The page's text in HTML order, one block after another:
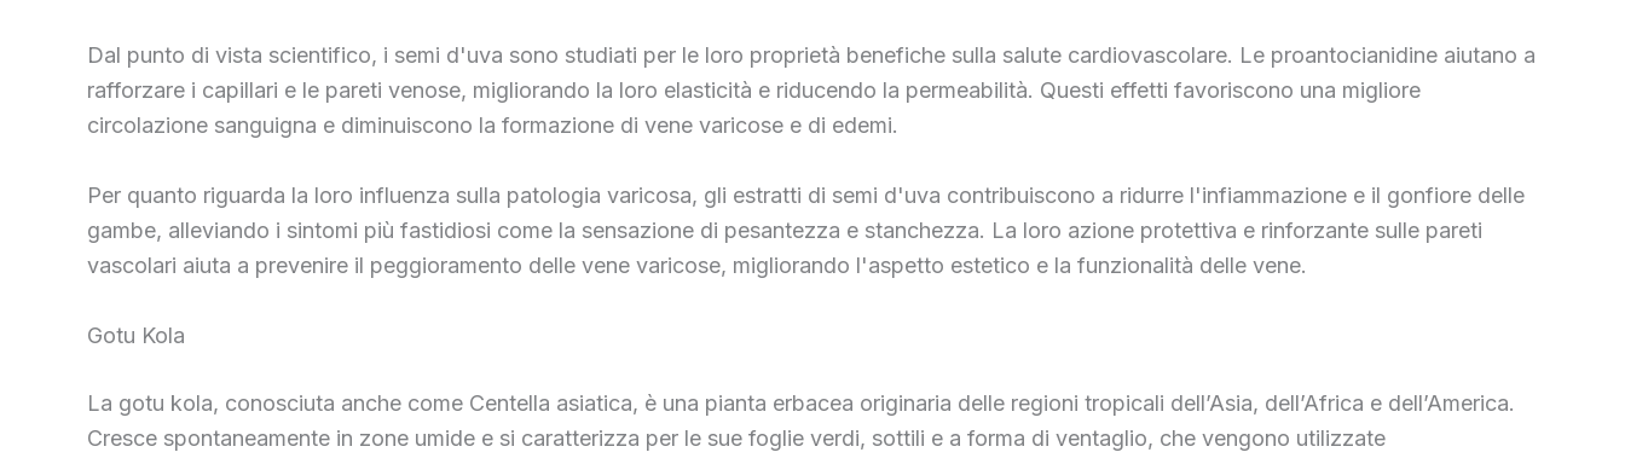
Dal punto di vista scientifico, i semi d'uva sono studiati per le loro proprietà benefiche sulla salute cardiovascolare. Le proantocianidine aiutano a
rafforzare i capillari e le pareti venose, migliorando la loro elasticità e riducendo la permeabilità. Questi effetti favoriscono una migliore
circolazione sanguigna e diminuiscono la formazione di vene varicose e di edemi.
Per quanto riguarda la loro influenza sulla patologia varicosa, gli estratti di semi d'uva contribuiscono a ridurre l'infiammazione e il gonfiore delle
gambe, alleviando i sintomi più fastidiosi come la sensazione di pesantezza e stanchezza. La loro azione protettiva e rinforzante sulle pareti
vascolari aiuta a prevenire il peggioramento delle vene varicose, migliorando l'aspetto estetico e la funzionalità delle vene.
Gotu Kola
La gotu kola, conosciuta anche come Centella asiatica, è una pianta erbacea originaria delle regioni tropicali dell’Asia, dell’Africa e dell’America.
Cresce spontaneamente in zone umide e si caratterizza per le sue foglie verdi, sottili e a forma di ventaglio, che vengono utilizzate